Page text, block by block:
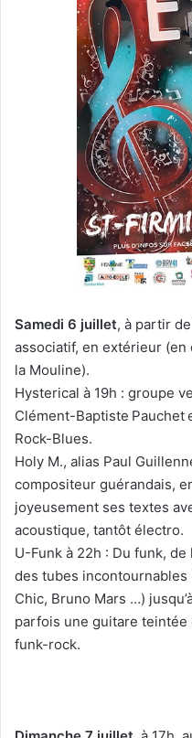
Samedi 6 juillet, à partir
associatif, en extérieur (en
la Mouline).
Hysterical à 19h : groupe
Clément-Baptiste Pauchet
Rock-Blues.
Holy M., alias Paul
compositeur guérandais,
joyeusement ses textes
acoustique, tantôt électro.
U-Funk à 22h : Du funk,
des tubes incontournables
Chic, Bruno Mars …)
parfois une guitare
funk-rock.